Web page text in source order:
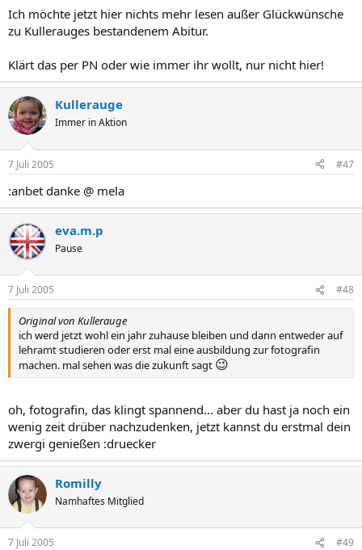
Ich möchte jetzt hier nichts mehr lesen außer Glückwünsche
zu Kullerauges bestandenem Abitur.
Klärt das per PN oder wie immer ihr wollt, nur nicht hier!
Kullerauge
Immer in Aktion
7 Juli 2005 #47
:anbet danke @ mela
eva.m.p
Pause
7 Juli 2005 #48
Original von Kullerauge
ich werd jetzt wohl ein jahr zuhause bleiben und dann entweder auf
lehramt studieren oder erst mal eine ausbildung zur fotografin
machen. mal sehen was die zukunft sagt 😉
oh, fotografin, das klingt spannend... aber du hast ja noch ein
wenig zeit drüber nachzudenken, jetzt kannst du erstmal dein
zwergi genießen :druecker
Romilly
Namhaftes Mitglied
7 Juli 2005 #49